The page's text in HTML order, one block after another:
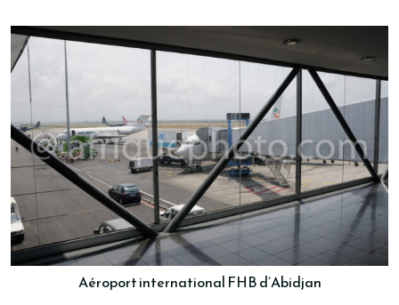
Aéroport international FHB d’Abidjan